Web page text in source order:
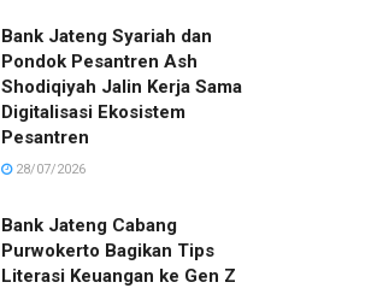
Bank Jateng Syariah dan
Pondok Pesantren Ash
Shodiqiyah Jalin Kerja Sama
Digitalisasi Ekosistem
Pesantren
28/07/2026
Bank Jateng Cabang
Purwokerto Bagikan Tips
Literasi Keuangan ke Gen Z